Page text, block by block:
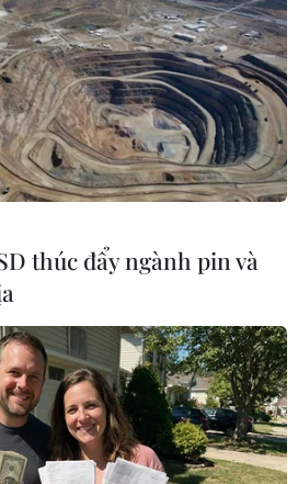
khẩn trương cứu hộ sau
trong ngày 4/7, lính cứu
thúc đẩy ngành pin và